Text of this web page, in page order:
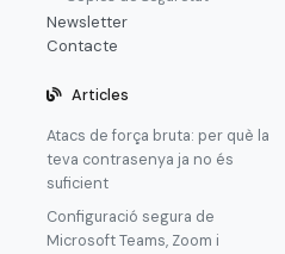
Newsletter
Contacte
Articles
Atacs de força bruta: per què la
teva contrasenya ja no és
suficient
Configuració segura de
Microsoft Teams, Zoom i